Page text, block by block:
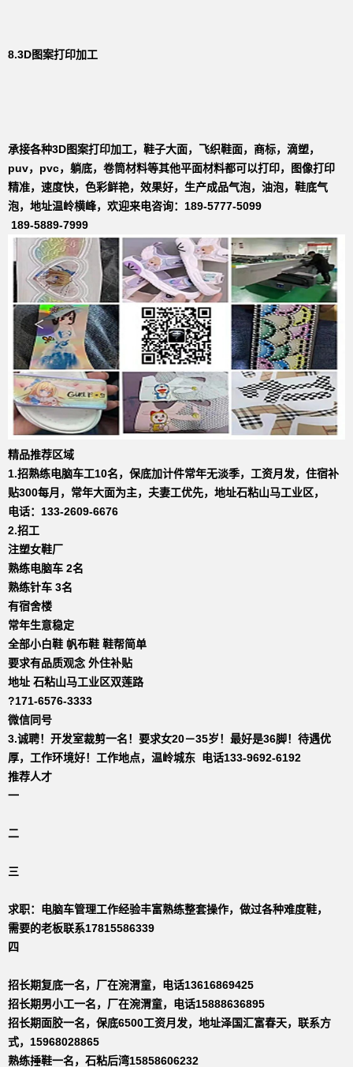
8.3D图案打印加工
承接各种3D图案打印加工，鞋子大面，飞织鞋面，商标，滴塑，
puv，pvc，躺底，卷筒材料等其他平面材料都可以打印，图像打印
精准，速度快，色彩鲜艳，效果好，生产成品气泡，油泡，鞋底气
泡，地址温岭横峰，欢迎来电咨询：189-5777-5099
189-5889-7999
精品推荐区域
1.招熟练电脑车工10名，保底加计件常年无淡季，工资月发，住宿补
贴300每月，常年大面为主，夫妻工优先，地址石粘山马工业区，
电话：133-2609-6676
2.招工
注塑女鞋厂
熟练电脑车 2名
熟练针车 3名
有宿舍楼
常年生意稳定
全部小白鞋 帆布鞋 鞋帮简单
要求有品质观念 外住补贴
地址 石粘山马工业区双莲路
?171-6576-3333
微信同号
3.诚聘！开发室裁剪一名！要求女20－35岁！最好是36脚！待遇优
厚，工作环境好！工作地点，温岭城东 电话133-9692-6192
推荐人才
一
二
三
求职：电脑车管理工作经验丰富熟练整套操作，做过各种难度鞋，
需要的老板联系17815586339
四
招长期复底一名，厂在涴渭童，电话13616869425
招长期男小工一名，厂在涴渭童，电话15888636895
招长期面胶一名，保底6500工资月发，地址泽国汇富春天，联系方
式，15968028865
熟练捶鞋一名，石粘后湾15858606232